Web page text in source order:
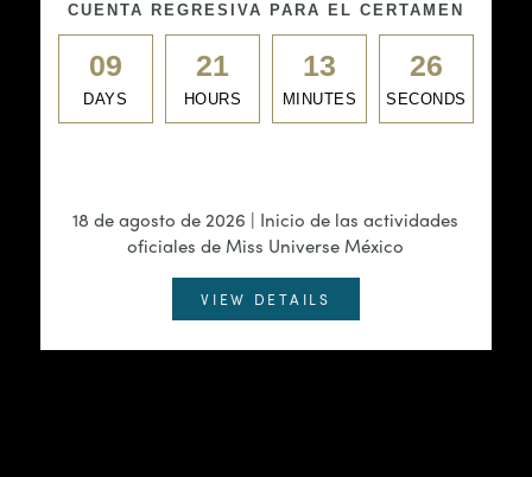
CUENTA REGRESIVA PARA EL CERTAMEN
09
DAYS
21
HOURS
13
MINUTES
25
SECONDS
18 de agosto de 2026 | Inicio de las actividades
oficiales de Miss Universe México
VIEW DETAILS